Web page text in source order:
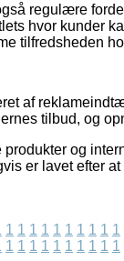
regulære
hvor kunder
tilfredsheden
af
tilbud, og
og
er lavet efter
1 1 1 1 1 1 1 1 1 1
1 1 1 1 1 1 1 1 1 1